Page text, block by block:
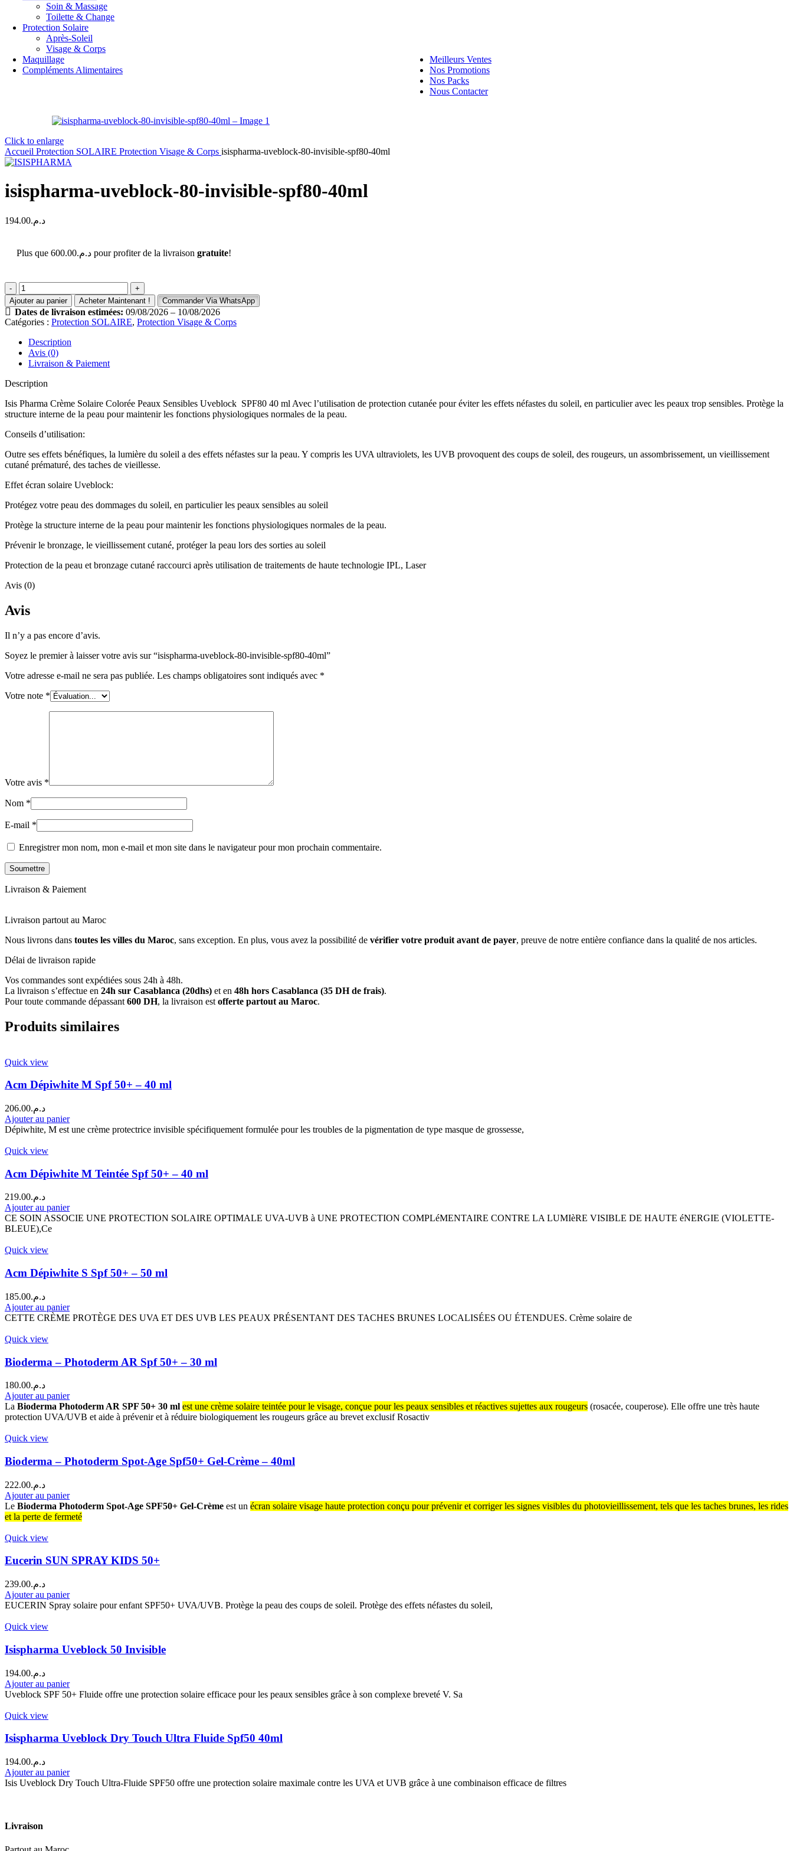
Soin & Massage
Toilette & Change
Protection Solaire
Après-Soleil
Visage & Corps
Maquillage
Compléments Alimentaires
Meilleurs Ventes
Nos Promotions
Nos Packs
Nous Contacter
Click to enlarge
Accueil Protection SOLAIRE Protection Visage & Corps isispharma-uveblock-80-invisible-spf80-40ml
isispharma-uveblock-80-invisible-spf80-40ml
د.م.194.00
Plus que د.م.600.00 pour profiter de la livraison gratuite!
quantité
de
isispharma-
uveblock-
80-
invisible-
spf80-
40ml
Ajouter au panier Acheter Maintenant ! Commander Via WhatsApp
Dates de livraison estimées: 09/08/2026 – 10/08/2026
Catégories : Protection SOLAIRE, Protection Visage & Corps
Description
Avis (0)
Livraison & Paiement
Description
Isis Pharma Crème Solaire Colorée Peaux Sensibles Uveblock SPF80 40 ml Avec l’utilisation de protection cutanée pour éviter les effets néfastes du soleil, en particulier avec les peaux trop sensibles. Protège la
structure interne de la peau pour maintenir les fonctions physiologiques normales de la peau.
Conseils d’utilisation:
Outre ses effets bénéfiques, la lumière du soleil a des effets néfastes sur la peau. Y compris les UVA ultraviolets, les UVB provoquent des coups de soleil, des rougeurs, un assombrissement, un vieillissement
cutané prématuré, des taches de vieillesse.
Effet écran solaire Uveblock:
Protégez votre peau des dommages du soleil, en particulier les peaux sensibles au soleil
Protège la structure interne de la peau pour maintenir les fonctions physiologiques normales de la peau.
Prévenir le bronzage, le vieillissement cutané, protéger la peau lors des sorties au soleil
Protection de la peau et bronzage cutané raccourci après utilisation de traitements de haute technologie IPL, Laser
Avis (0)
Avis
Il n’y a pas encore d’avis.
Soyez le premier à laisser votre avis sur “isispharma-uveblock-80-invisible-spf80-40ml”
Votre adresse e-mail ne sera pas publiée. Les champs obligatoires sont indiqués avec *
Votre note *
Votre avis *
Nom *
E-mail *
Enregistrer mon nom, mon e-mail et mon site dans le navigateur pour mon prochain commentaire.
Livraison & Paiement
Livraison partout au Maroc
Nous livrons dans toutes les villes du Maroc, sans exception. En plus, vous avez la possibilité de vérifier votre produit avant de payer, preuve de notre entière confiance dans la qualité de nos articles.
Délai de livraison rapide
Vos commandes sont expédiées sous 24h à 48h.
La livraison s’effectue en 24h sur Casablanca (20dhs) et en 48h hors Casablanca (35 DH de frais).
Pour toute commande dépassant 600 DH, la livraison est offerte partout au Maroc.
Produits similaires
Quick view
Acm Dépiwhite M Spf 50+ – 40 ml
د.م.206.00
Ajouter au panier
Dépiwhite, M est une crème protectrice invisible spécifiquement formulée pour les troubles de la pigmentation de type masque de grossesse,
Quick view
Acm Dépiwhite M Teintée Spf 50+ – 40 ml
د.م.219.00
Ajouter au panier
CE SOIN ASSOCIE UNE PROTECTION SOLAIRE OPTIMALE UVA-UVB à UNE PROTECTION COMPLéMENTAIRE CONTRE LA LUMIèRE VISIBLE DE HAUTE éNERGIE (VIOLETTE-
BLEUE),Ce
Quick view
Acm Dépiwhite S Spf 50+ – 50 ml
د.م.185.00
Ajouter au panier
CETTE CRÈME PROTÈGE DES UVA ET DES UVB LES PEAUX PRÉSENTANT DES TACHES BRUNES LOCALISÉES OU ÉTENDUES. Crème solaire de
Quick view
Bioderma – Photoderm AR Spf 50+ – 30 ml
د.م.180.00
Ajouter au panier
La Bioderma Photoderm AR SPF 50+ 30 ml est une crème solaire teintée pour le visage, conçue pour les peaux sensibles et réactives sujettes aux rougeurs (rosacée, couperose). Elle offre une très haute
protection UVA/UVB et aide à prévenir et à réduire biologiquement les rougeurs grâce au brevet exclusif Rosactiv
Quick view
Bioderma – Photoderm Spot-Age Spf50+ Gel-Crème – 40ml
د.م.222.00
Ajouter au panier
Le Bioderma Photoderm Spot-Age SPF50+ Gel-Crème est un écran solaire visage haute protection conçu pour prévenir et corriger les signes visibles du photovieillissement, tels que les taches brunes, les rides
et la perte de fermeté
Quick view
Eucerin SUN SPRAY KIDS 50+
د.م.239.00
Ajouter au panier
EUCERIN Spray solaire pour enfant SPF50+ UVA/UVB. Protège la peau des coups de soleil. Protège des effets néfastes du soleil,
Quick view
Isispharma Uveblock 50 Invisible
د.م.194.00
Ajouter au panier
Uveblock SPF 50+ Fluide offre une protection solaire efficace pour les peaux sensibles grâce à son complexe breveté V. Sa
Quick view
Isispharma Uveblock Dry Touch Ultra Fluide Spf50 40ml
د.م.194.00
Ajouter au panier
Isis Uveblock Dry Touch Ultra-Fluide SPF50 offre une protection solaire maximale contre les UVA et UVB grâce à une combinaison efficace de filtres
Livraison